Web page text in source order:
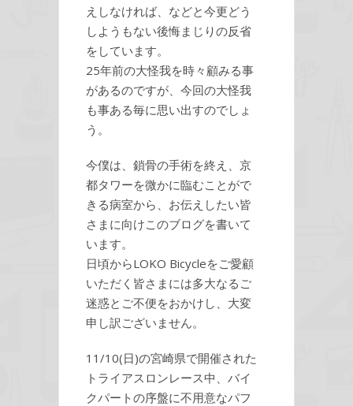
えしなければ、などと今更どう
しようもない後悔まじりの反省
をしています。
25年前の大怪我を時々顧みる事
があるのですが、今回の大怪我
も事ある毎に思い出すのでしょ
う。
今僕は、鎖骨の手術を終え、京
都タワーを微かに臨むことがで
きる病室から、お伝えしたい皆
さまに向けこのブログを書いて
います。
日頃からLOKO Bicycleをご愛顧
いただく皆さまには多大なるご
迷惑とご不便をおかけし、大変
申し訳ございません。
11/10(日)の宮崎県で開催された
トライアスロンレース中、バイ
クパートの序盤に不用意なパフ